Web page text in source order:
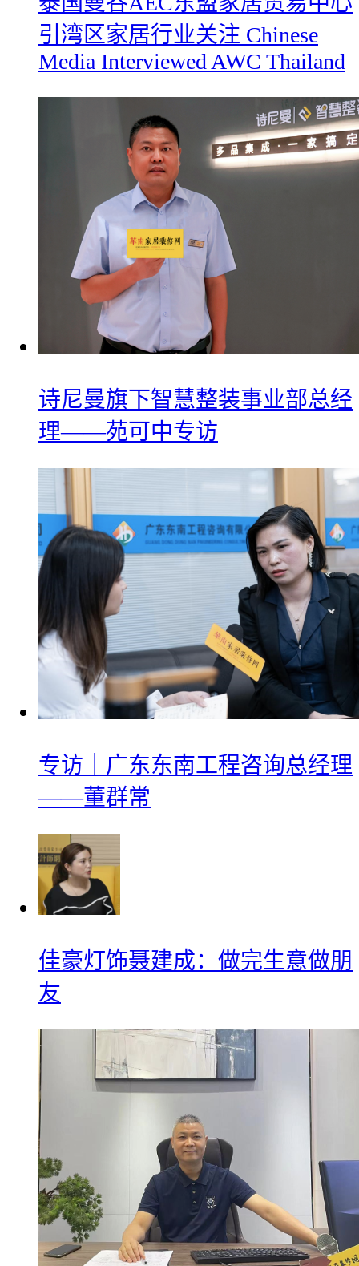
引湾区家居行业关注 Chinese
Media Interviewed AWC Thailand
诗尼曼旗下智慧整装事业部总经
理——苑可中专访
专访｜广东东南工程咨询总经理
——董群常
佳豪灯饰聂建成：做完生意做朋
友